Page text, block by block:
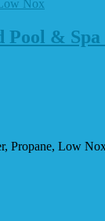
&
Propane, Low